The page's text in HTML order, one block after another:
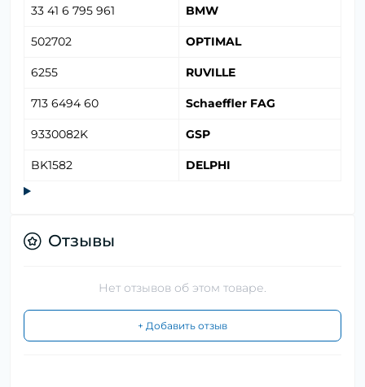
33 41 6 795 961 BMW
502702 OPTIMAL
6255 RUVILLE
713 6494 60 Schaeffler FAG
9330082K GSP
BK1582 DELPHI
Отзывы
Нет отзывов об этом товаре.
+ Добавить отзыв